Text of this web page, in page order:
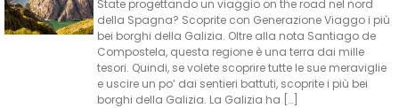
State progettando un viaggio on the road nel nord
della Spagna? Scoprite con Generazione Viaggo i più
bei borghi della Galizia. Oltre alla nota Santiago de
Compostela, questa regione è una terra dai mille
tesori. Quindi, se volete scoprire tutte le sue meraviglie
e uscire un po’ dai sentieri battuti, scoprite i più bei
borghi della Galizia. La Galizia ha […]